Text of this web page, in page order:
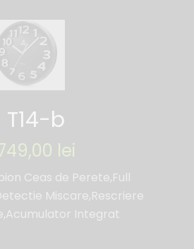
T14-b
lei
Ceas de Perete,Full
Miscare,Rescriere
Integrat